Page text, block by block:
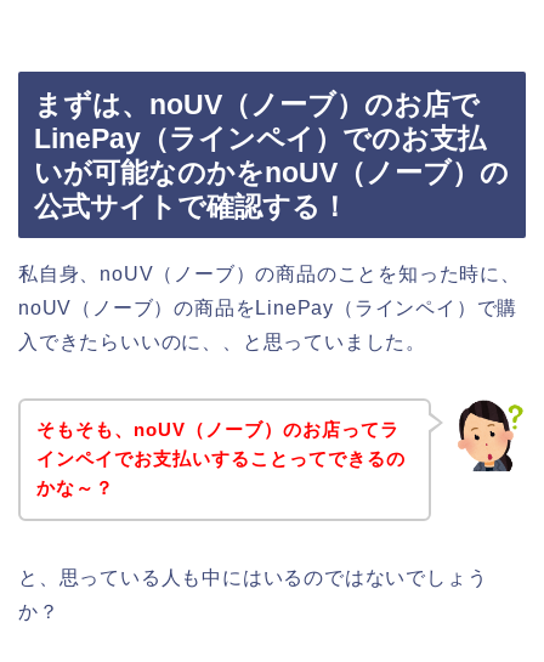
まずは、noUV（ノーブ）のお店で
LinePay（ラインペイ）でのお支払
いが可能なのかをnoUV（ノーブ）の
公式サイトで確認する！
私自身、noUV（ノーブ）の商品のことを知った時に、
noUV（ノーブ）の商品をLinePay（ラインペイ）で購
入できたらいいのに、、と思っていました。
そもそも、noUV（ノーブ）のお店ってラ
インペイでお支払いすることってできるの
かな～？
と、思っている人も中にはいるのではないでしょう
か？